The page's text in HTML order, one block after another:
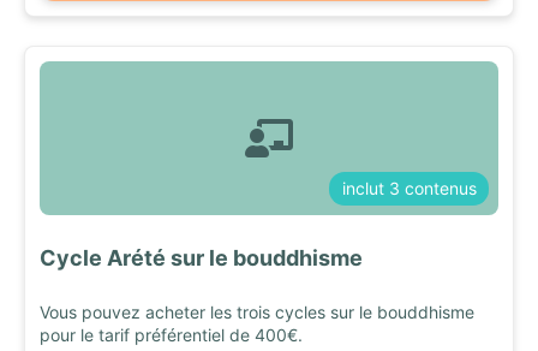
inclut 3 contenus
Cycle Arété sur le bouddhisme
Vous pouvez acheter les trois cycles sur le bouddhisme
pour le tarif préférentiel de 400€.